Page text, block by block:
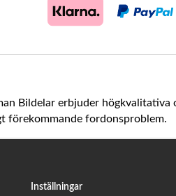
Bildelar erbjuder
förekommande fordonsproblem.
Inställningar